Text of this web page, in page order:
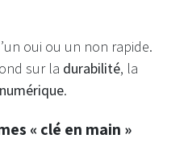
oui ou un non rapide.
sur la durabilité, la
.
« clé en main »